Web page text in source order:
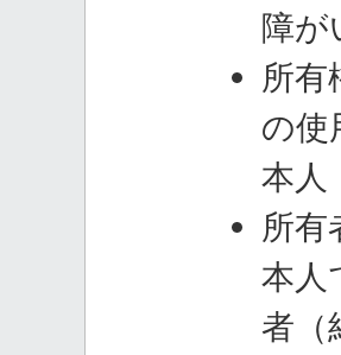
障が
所有
の使
本人
所有
本人
者（